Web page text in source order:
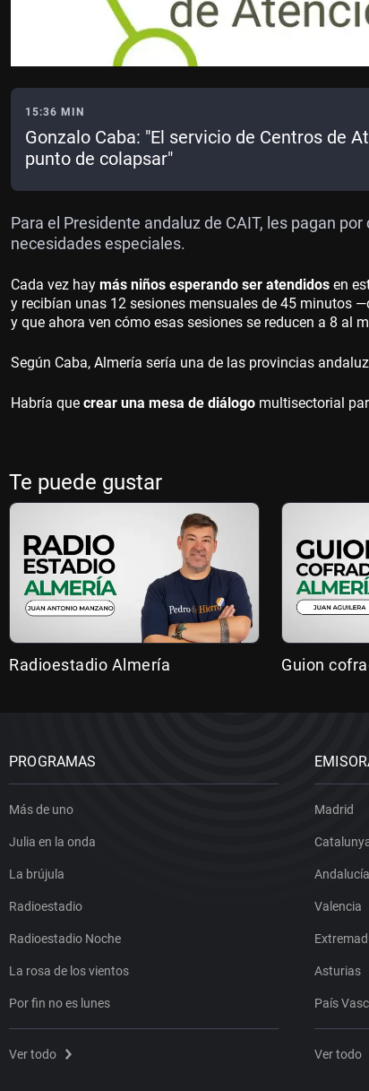
15:36 MIN
Gonzalo Caba: "El servicio de Centros de
punto de colapsar"
Para el Presidente andaluz de CAIT, les pagan
necesidades especiales.
Cada vez hay más niños esperando ser atendidos en
y recibían unas 12 sesiones mensuales de 45 minutos
y que ahora ven cómo esas sesiones se reducen a 8 al
Según Caba, Almería sería una de las provincias
Habría que crear una mesa de diálogo multisectorial
Te puede gustar
Radioestadio Almería Guion
PROGRAMAS
Más de uno
Julia en la onda
La brújula
Radioestadio
Radioestadio Noche
La rosa de los vientos
Por fin no es lunes
Ver todo
Madrid
Andalucía
Valencia
Asturias
País
Ver todo